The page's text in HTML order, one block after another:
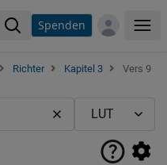
Spenden
Richter Kapitel 3
Vers 9